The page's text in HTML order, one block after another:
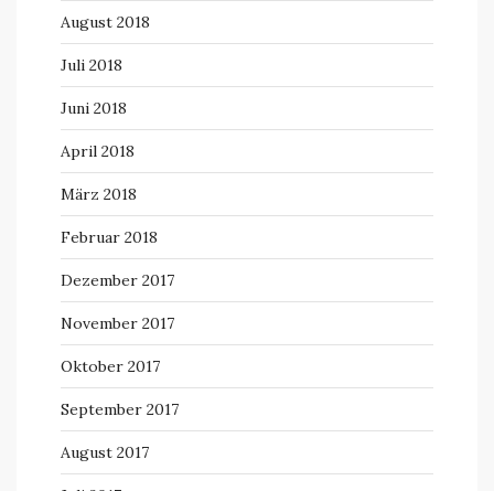
August 2018
Juli 2018
Juni 2018
April 2018
März 2018
Februar 2018
Dezember 2017
November 2017
Oktober 2017
September 2017
August 2017